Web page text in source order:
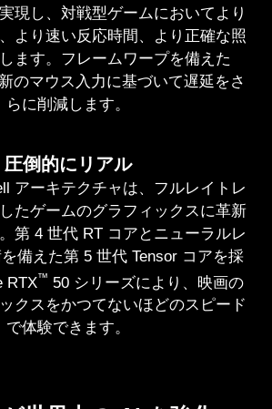
現し、対戦型ゲームにおいてより
より速い反応時間、より正確な照
ます。フレームワープを備えた
のマウス入力に基づいて遅延をさ
らに削減します。
圧倒的にリアル
アーキテクチャは、フルレイトレ
たゲームのグラフィックスに革新
第 4 世代 RT コアとニューラルレ
備えた第 5 世代 Tensor コアを採
RTX™ 50 シリーズにより、映画の
クスをかつてないほどのスピード
で体験できます。